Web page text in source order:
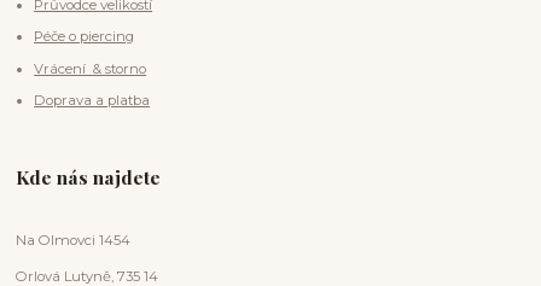
Průvodce velikostí
Péče o piercing
Vrácení & storno
Doprava a platba
Kde nás najdete
Na Olmovci 1454
Orlová Lutyně, 735 14